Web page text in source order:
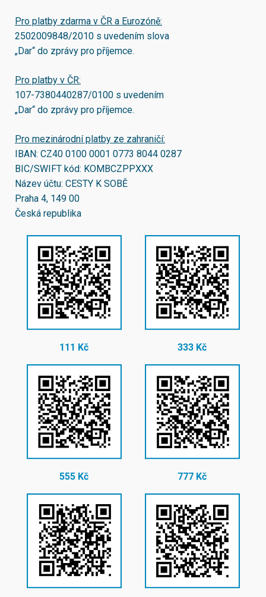
Pro platby zdarma v ČR a Eurozóně:
2502009848/2010 s uvedením slova
„Dar“ do zprávy pro příjemce.
Pro platby v ČR:
107-7380440287/0100 s uvedením
„Dar“ do zprávy pro příjemce.
Pro mezinárodní platby ze zahraničí:
IBAN: CZ40 0100 0001 0773 8044 0287
BIC/SWIFT kód: KOMBCZPPXXX
Název účtu: CESTY K SOBĚ
Praha 4, 149 00
Česká republika
111 Kč 333 Kč
555 Kč 777 Kč